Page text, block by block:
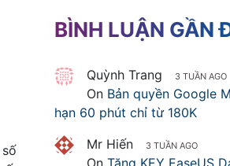
BÌNH LUẬN GẦN
Quỳnh Trang 3 TUẦN AGO
On Bản quyền Google
hạn 60 phút chỉ từ 180K
Mr Hiến
3 TUẦN AGO
On Tặng KEY EaseUS